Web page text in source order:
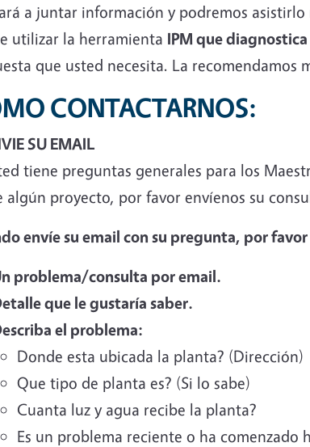
a juntar información y podremos
utilizar la herramienta IPM que
que usted necesita. La recomendamos
CONTACTARNOS:
SU EMAIL
tiene preguntas generales para los
algún proyecto, por favor envíenos su
envíe su email con su pregunta, por
problema/consulta por email.
que le gustaría saber.
el problema:
Donde esta ubicada la planta? (Dirección)
Que tipo de planta es? (Si lo sabe)
Cuanta luz y agua recibe la planta?
Es un problema reciente o ha comenzado